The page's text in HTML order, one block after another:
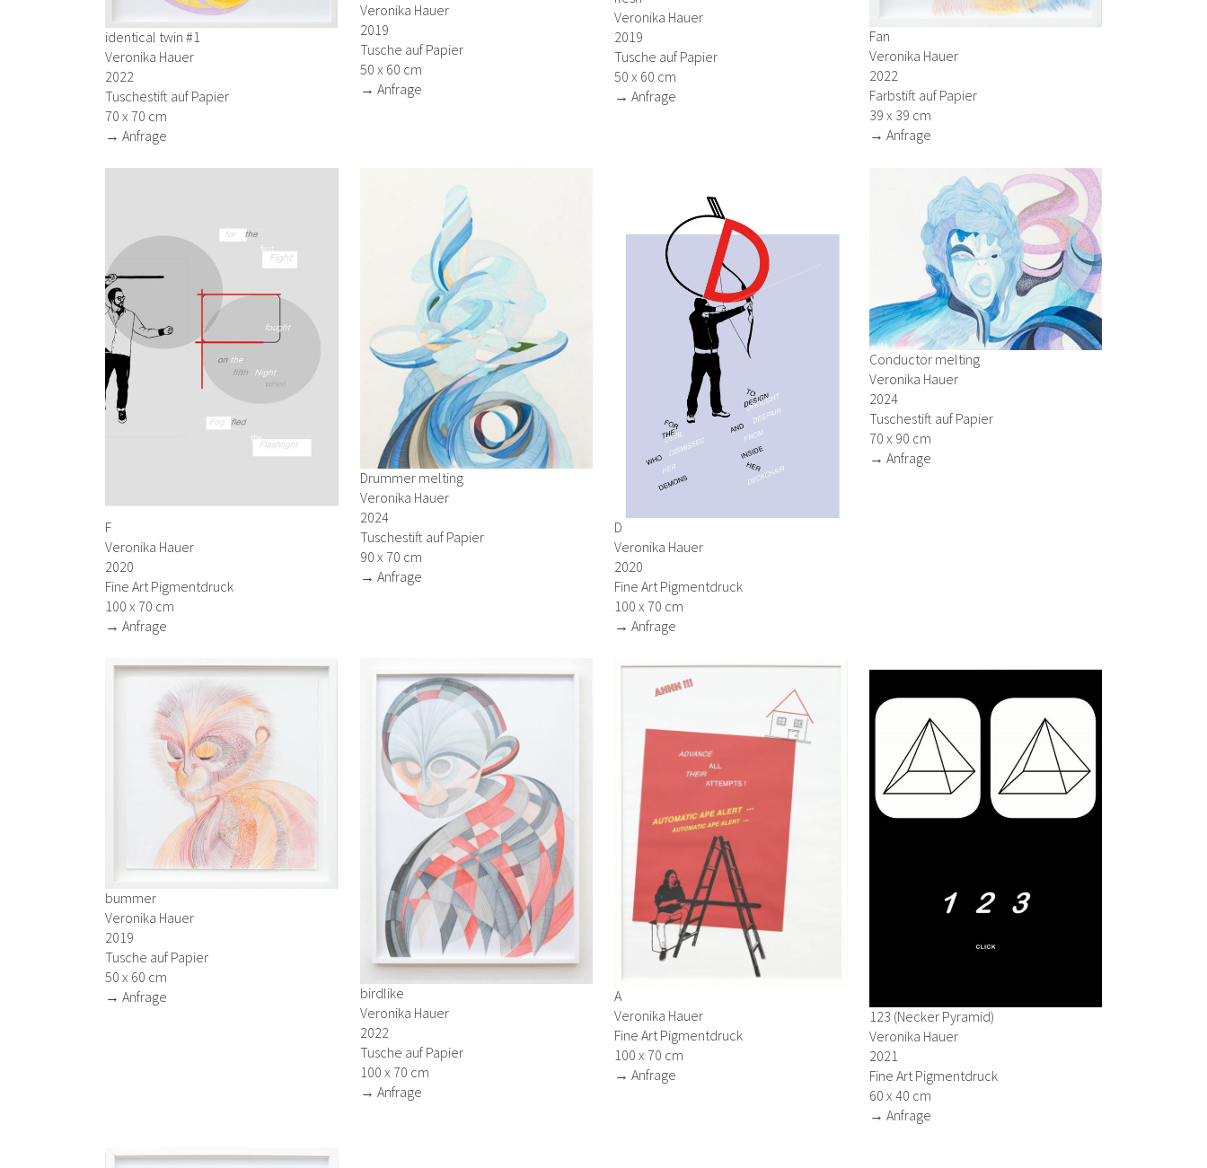
identical twin #1
Veronika Hauer
2022
Tuschestift auf Papier
70 x 70 cm
→ Anfrage
Veronika Hauer
2019
Tusche auf Papier
50 x 60 cm
→ Anfrage
Veronika Hauer
2019
Tusche auf Papier
50 x 60 cm
→ Anfrage
Fan
Veronika Hauer
2022
Farbstift auf Papier
39 x 39 cm
→ Anfrage
F
Veronika Hauer
2020
Fine Art Pigmentdruck
100 x 70 cm
→ Anfrage
Drummer melting
Veronika Hauer
2024
Tuschestift auf Papier
90 x 70 cm
→ Anfrage
D
Veronika Hauer
2020
Fine Art Pigmentdruck
100 x 70 cm
→ Anfrage
Conductor melting
Veronika Hauer
2024
Tuschestift auf Papier
70 x 90 cm
→ Anfrage
bummer
Veronika Hauer
2019
Tusche auf Papier
50 x 60 cm
→ Anfrage
birdlike
Veronika Hauer
2022
Tusche auf Papier
100 x 70 cm
→ Anfrage
A
Veronika Hauer
Fine Art Pigmentdruck
100 x 70 cm
→ Anfrage
123 (Necker Pyramid)
Veronika Hauer
2021
Fine Art Pigmentdruck
60 x 40 cm
→ Anfrage